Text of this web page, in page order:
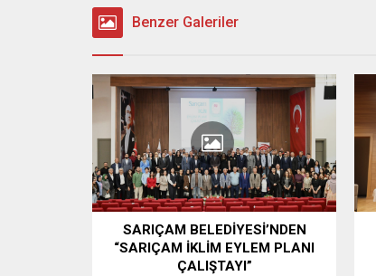
Benzer Galeriler
SARIÇAM BELEDİYESİ’NDEN
“SARIÇAM İKLİM EYLEM PLANI
ÇALIŞTAYI”